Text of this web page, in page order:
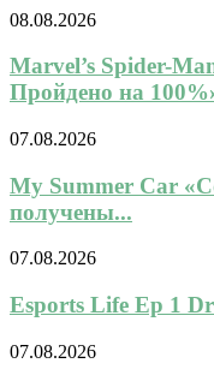
08.08.2026
Marvel’s Spider-
Пройдено на
07.08.2026
My Summer Car
получены...
07.08.2026
Esports Life Ep 1
07.08.2026